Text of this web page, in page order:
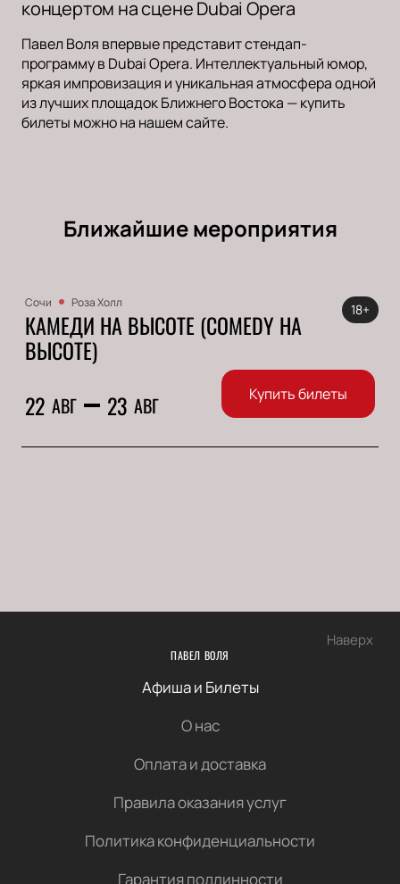
концертом на сцене Dubai Opera
Павел Воля впервые представит стендап-
программу в Dubai Opera. Интеллектуальный юмор,
яркая импровизация и уникальная атмосфера одной
из лучших площадок Ближнего Востока — купить
билеты можно на нашем сайте.
Ближайшие мероприятия
Сочи Роза Холл
КАМЕДИ НА ВЫСОТЕ (COMEDY НА
ВЫСОТЕ)
22 АВГ 23 АВГ
18+
Купить билеты
Наверх
ПАВЕЛ ВОЛЯ
Афиша и Билеты
О нас
Оплата и доставка
Правила оказания услуг
Политика конфиденциальности
Гарантия подлинности